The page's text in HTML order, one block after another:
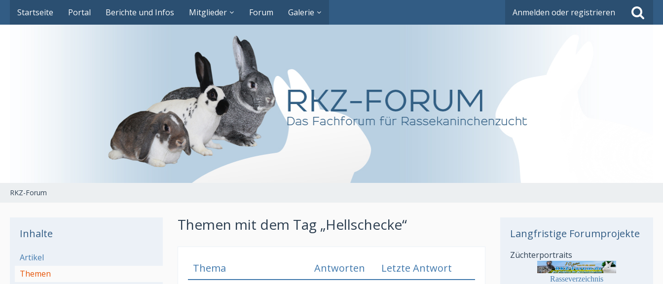
Startseite Portal Berichte und Infos Mitglieder Forum Galerie Anmelden oder registrieren
RKZ-Forum
Inhalte
Artikel
Themen
Themen mit dem Tag „Hellschecke“
Thema Antworten
Letzte Antwort
Langfristige Forumprojekte
Züchterportraits
Rasseverzeichnis